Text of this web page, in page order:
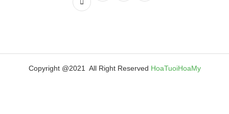
Copyright @2021 All Right Reserved HoaTuoiHoaMy